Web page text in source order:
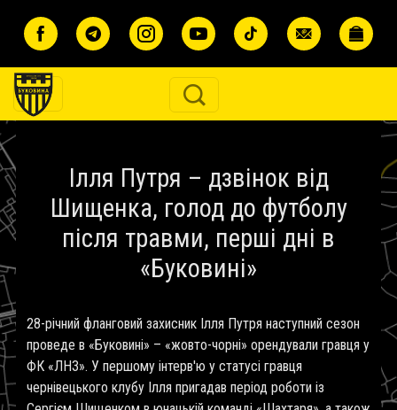
Ілля Путря – дзвінок від
Шищенка, голод до футболу
після травми, перші дні в
«Буковині»
28-річний фланговий захисник Ілля Путря наступний сезон
проведе в «Буковині» – «жовто-чорні» орендували гравця у
ФК «ЛНЗ». У першому інтерв'ю у статусі гравця
чернівецького клубу Ілля пригадав період роботи із